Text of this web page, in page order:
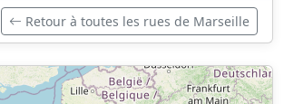
Retour à toutes les rues de Marseille